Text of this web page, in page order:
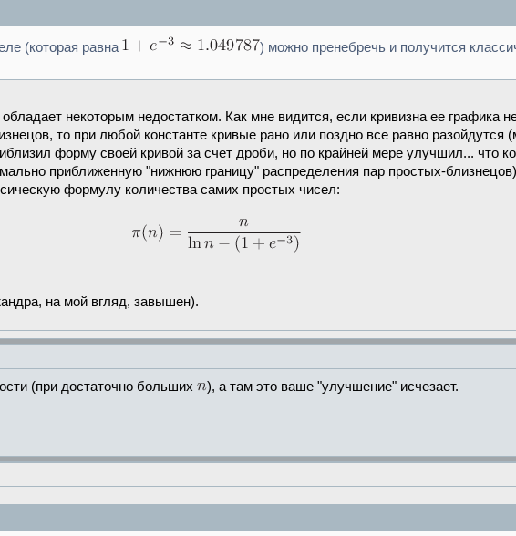
(которая равна ) можно пренебречь и получится
некоторым недостатком. Как мне видится, если кривизна ее графика
то при любой константе кривые рано или поздно все равно разойдутся
форму своей кривой за счет дроби, но по крайней мере улучшил... что
приближенную "нижнюю границу" распределения пар простых-
формулу количества самих простых чисел:
на мой вгляд, завышен).
(при достаточно больших ), а там это ваше "улучшение" исчезает.